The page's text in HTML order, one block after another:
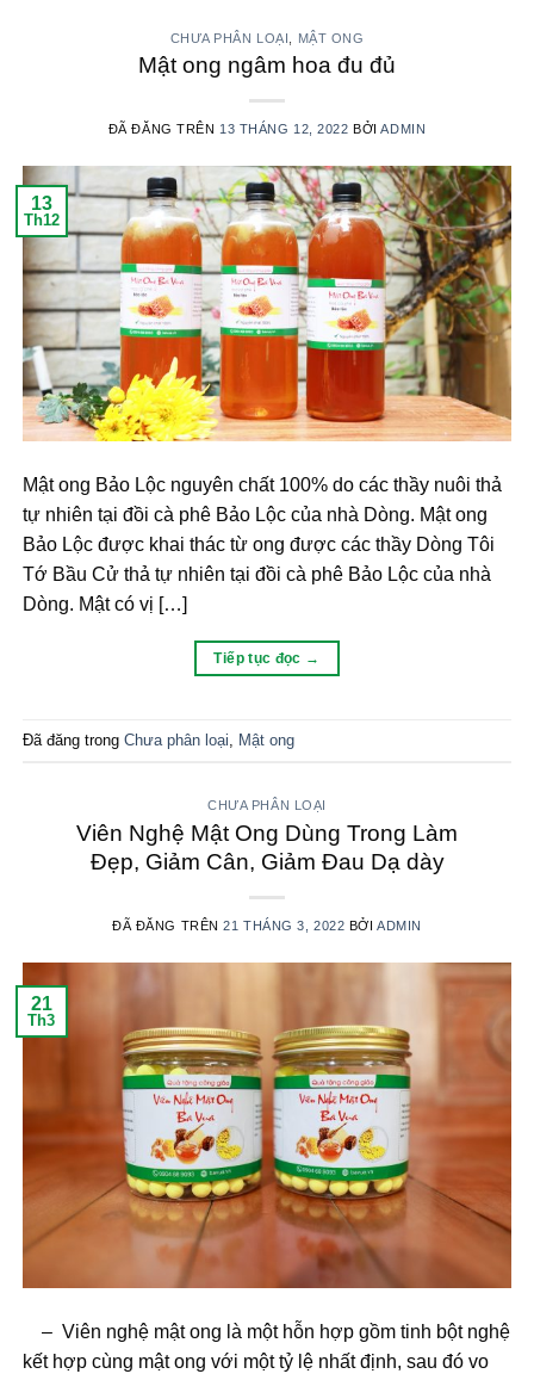
CHƯA PHÂN LOẠI MẬT ONG
Mật ong ngâm hoa đu đủ
ĐÃ ĐĂNG TRÊN 13 THÁNG 12, 2022 BỞIADMIN
13
Th12
Mật ong Bảo Lộc nguyên chất 100% do các thầy nuôi thả
tự nhiên tại đồi cà phê Bảo Lộc của nhà Dòng. Mật ong
Bảo Lộc được khai thác từ ong được các thầy Dòng Tôi
Tớ Bầu Cử thả tự nhiên tại đồi cà phê Bảo Lộc của nhà
Dòng. Mật có vị […]
Tiếp tục đọc →
Đã đăng trong Chưa phân loại Mật ong
CHƯA PHÂN LOẠI
Viên Nghệ Mật Ong Dùng Trong Làm
Đẹp, Giảm Cân, Giảm Đau Dạ dày
ĐÃ ĐĂNG TRÊN21 THÁNG 3, 2022 BỞIADMIN
21
Th3
– Viên nghệ mật ong là một hỗn hợp gồm tinh bột nghệ
kết hợp cùng mật ong với một tỷ lệ nhất định, sau đó vo